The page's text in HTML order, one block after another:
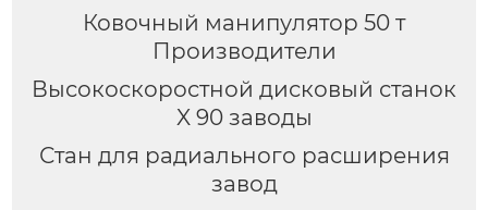
Ковочный манипулятор 50 т
Производители
Высокоскоростной дисковый станок
X 90 заводы
Стан для радиального расширения
завод